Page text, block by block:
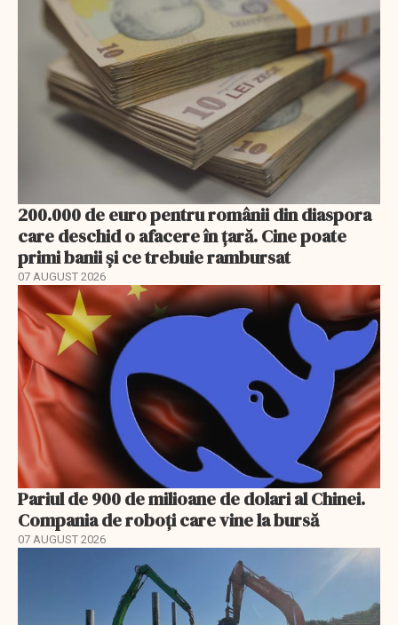
200.000 de euro pentru românii din diaspora
care deschid o afacere în țară. Cine poate
primi banii și ce trebuie rambursat
07 AUGUST 2026
Pariul de 900 de milioane de dolari al Chinei.
Compania de roboți care vine la bursă
07 AUGUST 2026